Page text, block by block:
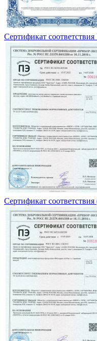
Сертификат
Сертификат